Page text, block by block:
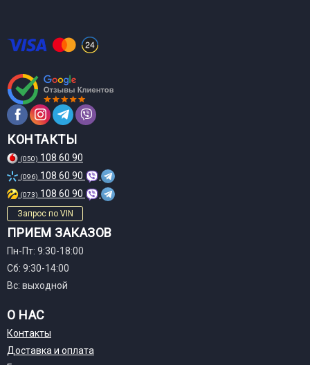
КОНТАКТЫ
(050) 108 60 90
(096) 108 60 90
(073) 108 60 90
Запрос по VIN
ПРИЕМ ЗАКАЗОВ
Пн-Пт: 9:30-18:00
Сб: 9:30-14:00
Вс: выходной
О НАС
Контакты
Доставка и оплата